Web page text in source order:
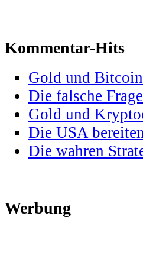
Kommentar-Hits
Gold und
Die falsche
Gold und
Die USA
Die wahren
Werbung